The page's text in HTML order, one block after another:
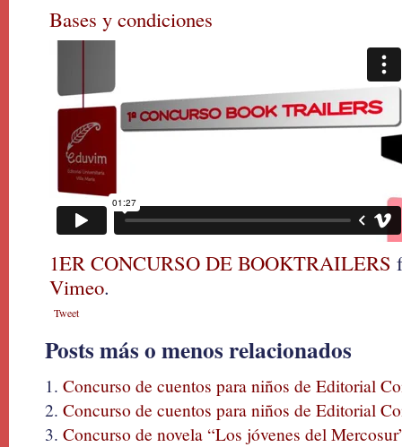
Bases y condiciones
1ER CONCURSO DE BOOKTRAILERS
Vimeo.
Tweet
Posts más o menos relacionados
Concurso de cuentos para niños de Editorial
Concurso de cuentos para niños de Editorial
Concurso de novela “Los jóvenes del